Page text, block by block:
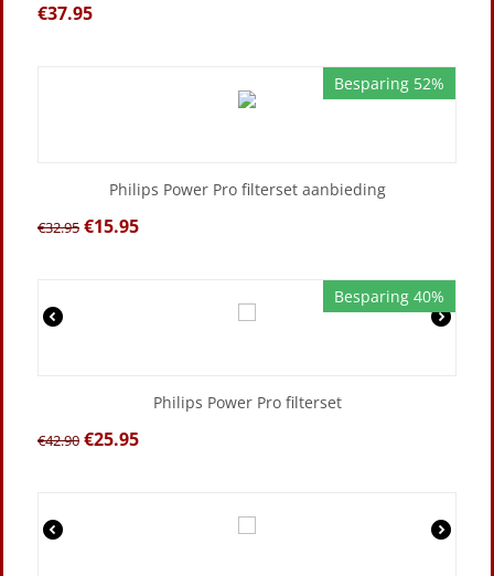
€37.95
Besparing 52%
Philips Power Pro filterset aanbieding
€32.95 €15.95
Besparing 40%
Philips Power Pro filterset
€42.90 €25.95